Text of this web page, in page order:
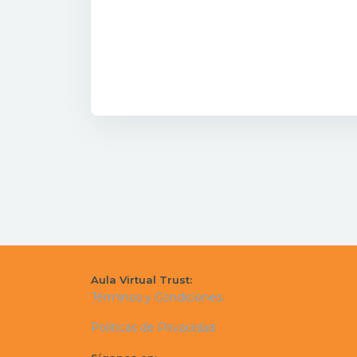
Aula Virtual Trust:
Términos y Condiciones
Políticas de Privacidad